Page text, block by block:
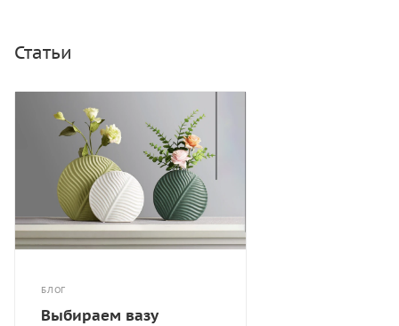
Статьи
БЛОГ
Выбираем вазу